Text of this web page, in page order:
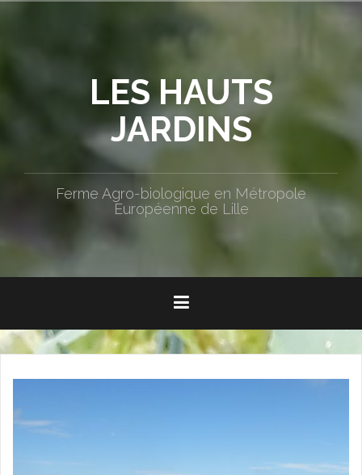
LES HAUTS
JARDINS
Ferme Agro-biologique en Métropole
Européenne de Lille